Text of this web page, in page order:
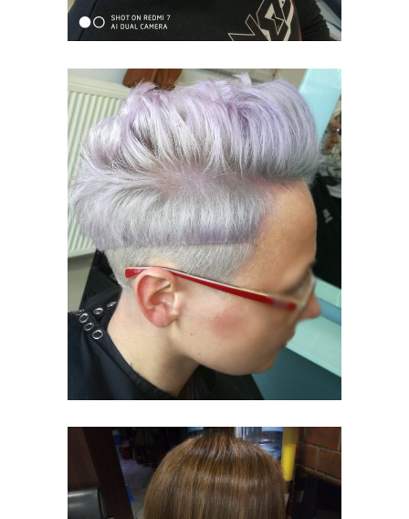
MODNE
STYLIZACJE
KOLORYZACJA
STRZYŻENIE